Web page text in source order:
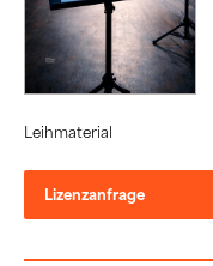
Leihmaterial
Lizenzanfrage